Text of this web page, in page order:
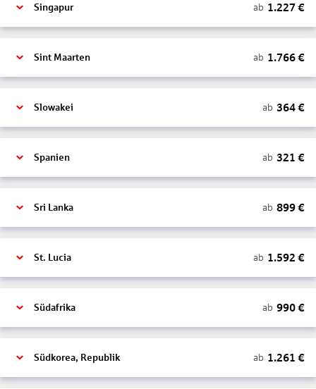
Singapur ab 1.227 €
Sint Maarten ab 1.766€
Slowakei ab 364€
Spanien ab 321 €
Sri Lanka ab 899€
St. Lucia ab 1.592 €
Südafrika ab 990€
Südkorea, Republik ab 1.261 €